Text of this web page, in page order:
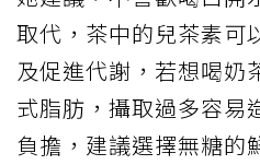
取代，茶中的兒茶素可
及促進代謝，若想喝奶
式脂肪，攝取過多容易
負擔，建議選擇無糖的